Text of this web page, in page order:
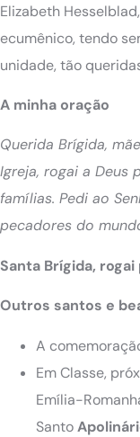
Elizabeth
ecumênico, tendo
unidade, tão
A minha oração
Querida Brígida,
Igreja, rogai a Deus
famílias. Pedi ao
pecadores do
Santa Brígida,
Outros santos e
A
Em Classe,
Emília-
Santo